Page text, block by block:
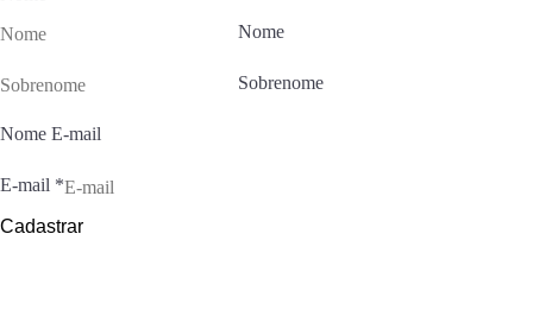
Nome
Sobrenome
Nome E-mail
E-mail *
Cadastrar